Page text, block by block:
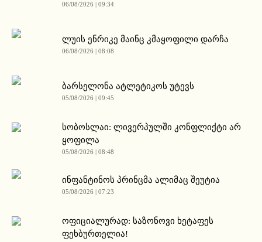
06/08/2026 | 09:34
ლუის ენრიკე მაინც კმაყოფილი დარჩა
06/08/2026 | 08:08
ბარსელონა ატლეტიკოს უტევს
05/08/2026 | 09:45
სობოსლაი: ლივერპულში კონფლიქტი არ
ყოფილა
05/08/2026 | 08:48
ინფანტინოს პრინცმა ალიმაც შეუტია
05/08/2026 | 07:23
ოფიციალურად: საზონოვი ხეტაფეს
ფეხბურთელია!